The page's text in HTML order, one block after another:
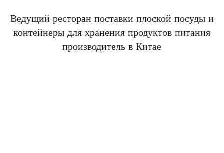
Ведущий ресторан поставки плоской посуды и
контейнеры для хранения продуктов питания
производитель в Китае